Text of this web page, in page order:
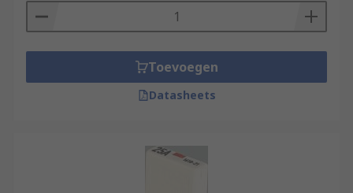
Toevoegen
Datasheets